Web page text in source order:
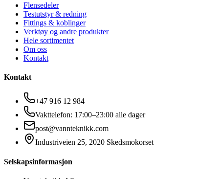
Flensedeler
Testutstyr & redning
Fittings & koblinger
Verktøy og andre produkter
Hele sortimentet
Om oss
Kontakt
Kontakt
+47 916 12 984
Vakttelefon: 17:00–23:00 alle dager
post@vannteknikk.com
Industriveien 25, 2020 Skedsmokorset
Selskapsinformasjon